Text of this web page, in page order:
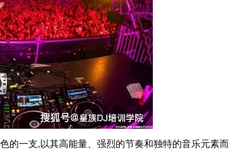
的一支,以其高能量、强烈的节奏和独特的音乐元素